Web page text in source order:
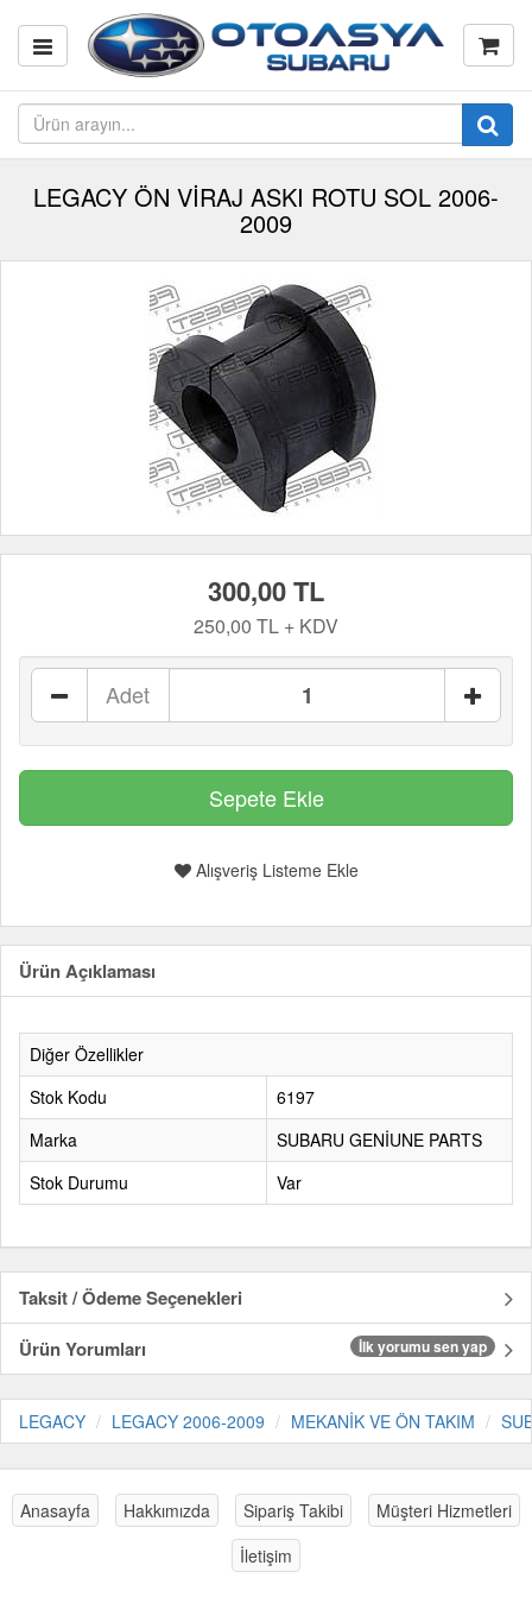
LEGACY ÖN VİRAJ ASKI ROTU SOL 2006-
2009
300,00 TL
250,00 TL + KDV
Adet
Alışveriş Listeme Ekle
Ürün Açıklaması
Diğer Özellikler
Stok Kodu
6197
Marka
SUBARU GENİUNE PARTS
Stok Durumu
Var
Taksit / Ödeme Seçenekleri
Ürün Yorumları
İlk yorumu sen yap
LEGACY LEGACY 2006-2009 MEKANİK VE ÖN TAKIM
Anasayfa Hakkımızda Sipariş Takibi
Müşteri Hizmetleri
İletişim